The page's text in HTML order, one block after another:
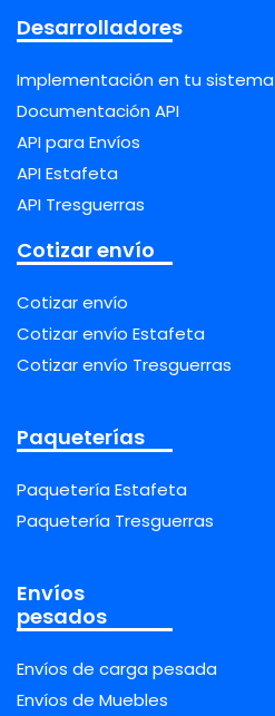
Desarrolladores
Implementación en tu sistema
Documentación API
API para Envíos
API Estafeta
API Tresguerras
Cotizar envío
Cotizar envío
Cotizar envío Estafeta
Cotizar envío Tresguerras
Paqueterías
Paquetería Estafeta
Paquetería Tresguerras
Envíos
pesados
Envíos de carga pesada
Envíos de Muebles